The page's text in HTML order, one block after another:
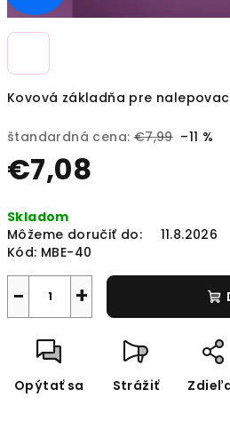
Kovová základňa pre
štandardná cena: €7,99 –11 %
€7,08
cena:
Skladom
Môžeme doručiť do:
11.8.2026
Kód: MBE-40
+
−
Opýtať sa Strážiť